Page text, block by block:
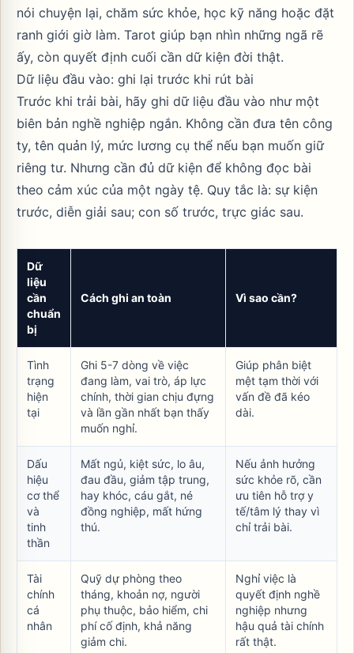
nói chuyện lại, chăm sức khỏe, học kỹ năng hoặc đặt
ranh giới giờ làm. Tarot giúp bạn nhìn những ngã rẽ
ấy, còn quyết định cuối cần dữ kiện đời thật.
Dữ liệu đầu vào: ghi lại trước khi rút bài
Trước khi trải bài, hãy ghi dữ liệu đầu vào như một
biên bản nghề nghiệp ngắn. Không cần đưa tên công
ty, tên quản lý, mức lương cụ thể nếu bạn muốn giữ
riêng tư. Nhưng cần đủ dữ kiện để không đọc bài
theo cảm xúc của một ngày tệ. Quy tắc là: sự kiện
trước, diễn giải sau; con số trước, trực giác sau.
Dữ
liệu
cần
chuẩn
bị
Cách ghi an toàn Vì sao cần?
Tình
trạng
hiện
tại
Ghi 5-7 dòng về việc
đang làm, vai trò, áp lực
chính, thời gian chịu đựng
và lần gần nhất bạn thấy
muốn nghỉ.
Giúp phân biệt
mệt tạm thời với
vấn đề đã kéo
dài.
Dấu
hiệu
cơ thể
và
tinh
thần
Mất ngủ, kiệt sức, lo âu,
đau đầu, giảm tập trung,
hay khóc, cáu gắt, né
đồng nghiệp, mất hứng
thú.
Nếu ảnh hưởng
sức khỏe rõ, cần
ưu tiên hỗ trợ y
tế/tâm lý thay vì
chỉ trải bài.
Tài
chính
cá
nhân
Quỹ dự phòng theo
tháng, khoản nợ, người
phụ thuộc, bảo hiểm, chi
phí cố định, khả năng
giảm chi.
Nghỉ việc là
quyết định nghề
nghiệp nhưng
hậu quả tài chính
rất thật.